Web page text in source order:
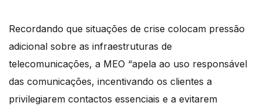
Recordando que situações de crise colocam pressão
adicional sobre as infraestruturas de
telecomunicações, a MEO “apela ao uso responsável
das comunicações, incentivando os clientes a
privilegiarem contactos essenciais e a evitarem